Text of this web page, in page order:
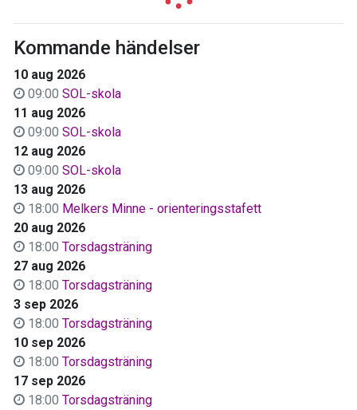
Kommande händelser
10 aug 2026
09:00 SOL-skola
11 aug 2026
09:00 SOL-skola
12 aug 2026
09:00 SOL-skola
13 aug 2026
18:00 Melkers Minne - orienteringsstafett
20 aug 2026
18:00 Torsdagsträning
27 aug 2026
18:00 Torsdagsträning
3 sep 2026
18:00 Torsdagsträning
10 sep 2026
18:00 Torsdagsträning
17 sep 2026
18:00 Torsdagsträning